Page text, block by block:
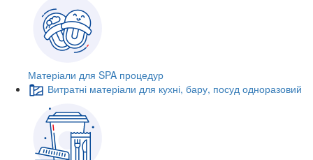
Матеріали для SPA процедур
Витратні матеріали для кухні, бару, посуд одноразовий